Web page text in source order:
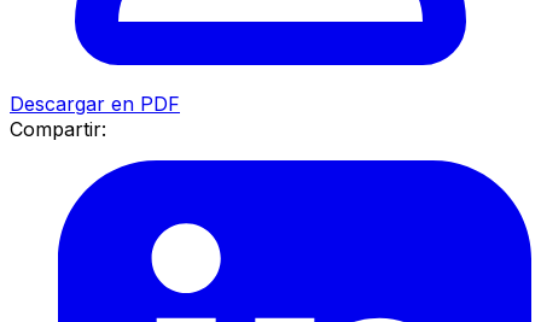
Descargar en PDF
Compartir: